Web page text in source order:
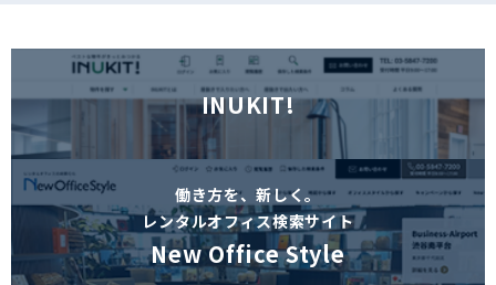
INUKIT!
働き方を、新しく。
レンタルオフィス検索サイト
New Office Style